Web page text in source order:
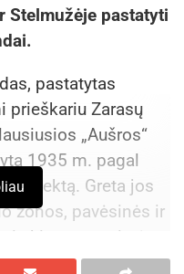
Stelmužėje pastatyti
pastatytas
prieškariu Zarasų
„Aušros“
1935 m. pagal
projektą. Greta jos
zonos, pavėsinės ir
skirta vasarvietė,
Lietuvos vietų